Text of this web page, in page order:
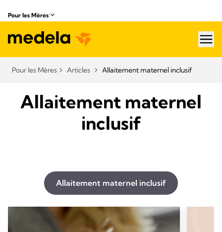
Pour les Mères
Pour les Mères Articles Allaitement maternel inclusif
Allaitement maternel
inclusif
Allaitement maternel inclusif